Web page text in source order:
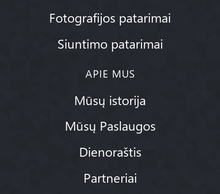
Fotografijos patarimai
Siuntimo patarimai
APIE MUS
Mūsų istorija
Mūsų Paslaugos
Dienoraštis
Partneriai